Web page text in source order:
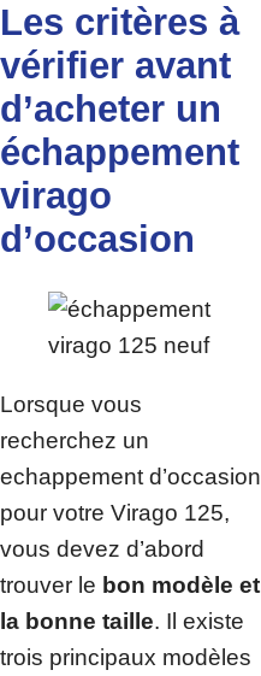
Les critères à
vérifier avant
d’acheter un
échappement
virago
d’occasion
Lorsque vous
recherchez un
echappement d’occasion
pour votre Virago 125,
vous devez d’abord
trouver le bon modèle et
la bonne taille. Il existe
trois principaux modèles